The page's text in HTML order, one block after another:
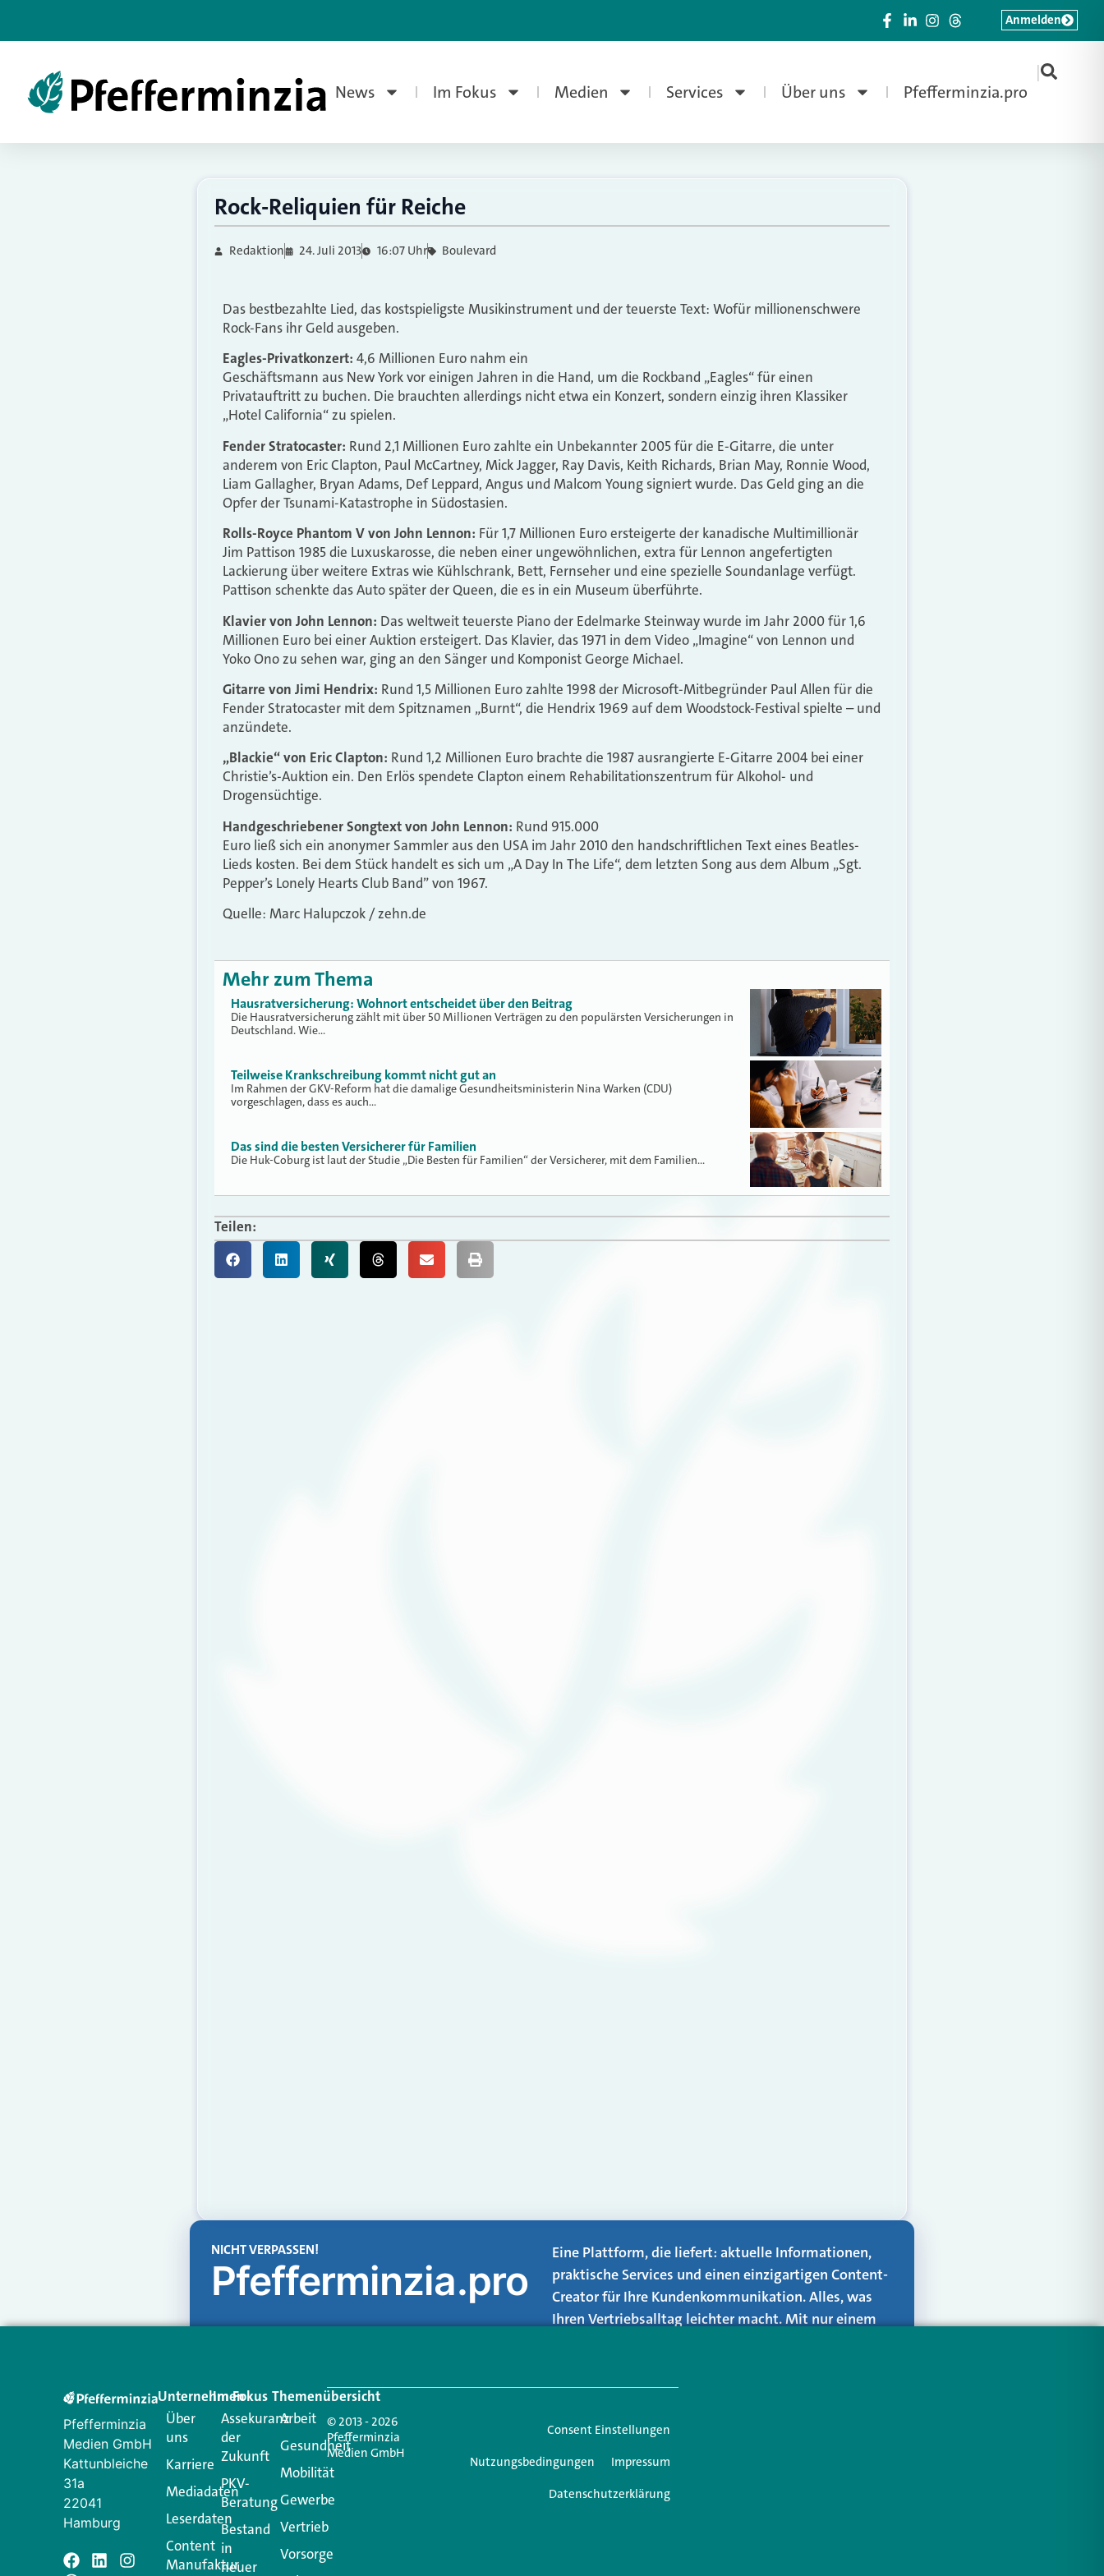
News Im Fokus Medien Services Über uns Pfefferminzia.pro
|
Anmelden
Rock-Reliquien für Reiche
Redaktion 24. Juli 2013 16:07 Uhr Boulevard
Das bestbezahlte Lied, das kostspieligste Musikinstrument und der teuerste Text: Wofür millionenschwere
Rock-Fans ihr Geld ausgeben.
Eagles-Privatkonzert: 4,6 Millionen Euro nahm ein
Geschäftsmann aus New York vor einigen Jahren in die Hand, um die Rockband „Eagles“ für einen
Privatauftritt zu buchen. Die brauchten allerdings nicht etwa ein Konzert, sondern einzig ihren Klassiker
„Hotel California“ zu spielen.
Fender Stratocaster: Rund 2,1 Millionen Euro zahlte ein Unbekannter 2005 für die E-Gitarre, die unter
anderem von Eric Clapton, Paul McCartney, Mick Jagger, Ray Davis, Keith Richards, Brian May, Ronnie Wood,
Liam Gallagher, Bryan Adams, Def Leppard, Angus und Malcom Young signiert wurde. Das Geld ging an die
Opfer der Tsunami-Katastrophe in Südostasien.
Rolls-Royce Phantom V von John Lennon: Für 1,7 Millionen Euro ersteigerte der kanadische Multimillionär
Jim Pattison 1985 die Luxuskarosse, die neben einer ungewöhnlichen, extra für Lennon angefertigten
Lackierung über weitere Extras wie Kühlschrank, Bett, Fernseher und eine spezielle Soundanlage verfügt.
Pattison schenkte das Auto später der Queen, die es in ein Museum überführte.
Klavier von John Lennon: Das weltweit teuerste Piano der Edelmarke Steinway wurde im Jahr 2000 für 1,6
Millionen Euro bei einer Auktion ersteigert. Das Klavier, das 1971 in dem Video „Imagine“ von Lennon und
Yoko Ono zu sehen war, ging an den Sänger und Komponist George Michael.
Gitarre von Jimi Hendrix: Rund 1,5 Millionen Euro zahlte 1998 der Microsoft-Mitbegründer Paul Allen für die
Fender Stratocaster mit dem Spitznamen „Burnt“, die Hendrix 1969 auf dem Woodstock-Festival spielte – und
anzündete.
„Blackie“ von Eric Clapton: Rund 1,2 Millionen Euro brachte die 1987 ausrangierte E-Gitarre 2004 bei einer
Christie’s-Auktion ein. Den Erlös spendete Clapton einem Rehabilitationszentrum für Alkohol- und
Drogensüchtige.
Handgeschriebener Songtext von John Lennon: Rund 915.000
Euro ließ sich ein anonymer Sammler aus den USA im Jahr 2010 den handschriftlichen Text eines Beatles-
Lieds kosten. Bei dem Stück handelt es sich um „A Day In The Life“, dem letzten Song aus dem Album „Sgt.
Pepper’s Lonely Hearts Club Band” von 1967.
Quelle: Marc Halupczok / zehn.de
Mehr zum Thema
Hausratversicherung: Wohnort entscheidet über den Beitrag
Die Hausratversicherung zählt mit über 50 Millionen Verträgen zu den populärsten Versicherungen in
Deutschland. Wie…
Teilweise Krankschreibung kommt nicht gut an
Im Rahmen der GKV-Reform hat die damalige Gesundheitsministerin Nina Warken (CDU)
vorgeschlagen, dass es auch…
Das sind die besten Versicherer für Familien
Die Huk-Coburg ist laut der Studie „Die Besten für Familien“ der Versicherer, mit dem Familien…
Teilen:
NICHT VERPASSEN!
Pfefferminzia.pro
Eine Plattform, die liefert: aktuelle Informationen,
praktische Services und einen einzigartigen Content-
Creator für Ihre Kundenkommunikation. Alles, was
Ihren Vertriebsalltag leichter macht. Mit nur einem
Pfefferminzia
Medien GmbH
Kattunbleiche
31a
22041
Hamburg
Unternehmen
Über
uns
Karriere
Mediadaten
Leserdaten
Content
Manufaktur
Im Fokus
Assekuranz
der
Zukunft
PKV-
Beratung
Bestand
in
neuer
Themenübersicht
Arbeit
Gesundheit
Mobilität
Gewerbe
Vertrieb
Vorsorge
© 2013 - 2026
Pfefferminzia
Medien GmbH
Consent Einstellungen
Nutzungsbedingungen
Impressum
Datenschutzerklärung